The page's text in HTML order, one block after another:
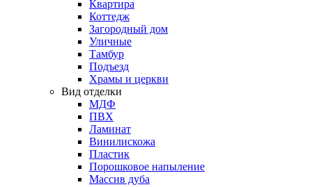
Квартира
Коттедж
Загородный дом
Уличные
Тамбур
Подъезд
Храмы и церкви
Вид отделки
МДФ
ПВХ
Ламинат
Винилискожа
Пластик
Порошковое напыление
Массив дуба